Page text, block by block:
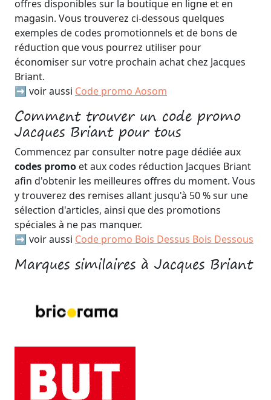
offres disponibles sur la boutique en ligne et en
magasin. Vous trouverez ci-dessous quelques
exemples de codes promotionnels et de bons de
réduction que vous pourrez utiliser pour
économiser sur votre prochain achat chez Jacques
Briant.
➡️ voir aussi Code promo Aosom
Comment trouver un code promo
Jacques Briant pour tous
Commencez par consulter notre page dédiée aux
codes promo et aux codes réduction Jacques Briant
afin d'obtenir les meilleures offres du moment. Vous
y trouverez des remises allant jusqu'à 50 % sur une
sélection d'articles, ainsi que des promotions
spéciales à ne pas manquer.
➡️ voir aussi Code promo Bois Dessus Bois Dessous
Marques similaires à Jacques Briant